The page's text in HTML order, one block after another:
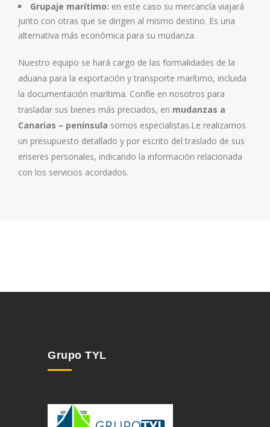
Grupaje marítimo: en este caso su mercancía viajará
junto con otras que se dirigen al mismo destino. Es una
alternativa más económica para su mudanza.
Nuestro equipo se hará cargo de las formalidades de la
aduana para la exportación y transporte marítimo, incluida
la documentación marítima. Confíe en nosotros para
trasladar sus bienes más preciados, en mudanzas a
Canarias – península somos especialistas.Le realizamos
un presupuesto detallado y por escrito del traslado de sus
enseres personales, indicando la información relacionada
con los servicios acordados.
Grupo TYL